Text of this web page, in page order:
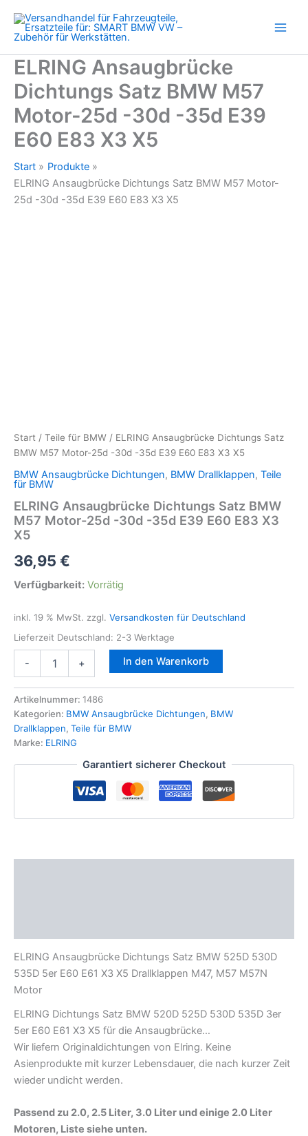
Inhalt
springen
ELRING Ansaugbrücke
Dichtungs Satz BMW M57
Motor-25d -30d -35d E39
E60 E83 X3 X5
Start
Produkte
ELRING Ansaugbrücke Dichtungs Satz BMW M57 Motor-
25d -30d -35d E39 E60 E83 X3 X5
Start / Teile für BMW / ELRING Ansaugbrücke Dichtungs Satz
BMW M57 Motor-25d -30d -35d E39 E60 E83 X3 X5
BMW Ansaugbrücke Dichtungen, BMW Drallklappen, Teile
für BMW
ELRING Ansaugbrücke Dichtungs Satz BMW
M57 Motor-25d -30d -35d E39 E60 E83 X3
X5
36,95 €
Verfügbarkeit: Vorrätig
inkl. 19 % MwSt. zzgl. Versandkosten für Deutschland
Lieferzeit Deutschland: 2-3 Werktage
-
Ansaugbrücke
Satz
BMW
M57
Motor-
-30d
E83
Menge
+ In den Warenkorb
Artikelnummer: 1486
Kategorien: BMW Ansaugbrücke Dichtungen, BMW
Drallklappen, Teile für BMW
Marke: ELRING
Garantiert sicherer Checkout
ELRING Ansaugbrücke Dichtungs Satz BMW 525D 530D
535D 5er E60 E61 X3 X5 Drallklappen M47, M57 M57N
Motor
ELRING Dichtungs Satz BMW 520D 525D 530D 535D 3er
5er E60 E61 X3 X5 für die Ansaugbrücke…
Wir liefern Originaldichtungen von Elring. Keine
Asienprodukte mit kurzer Lebensdauer, die nach kurzer Zeit
wieder undicht werden.
Passend zu 2.0, 2.5 Liter, 3.0 Liter und einige 2.0 Liter
Motoren, Liste siehe unten.
Motor-
25d
-30d
-35d
E39
E60
E83
X3
Menge